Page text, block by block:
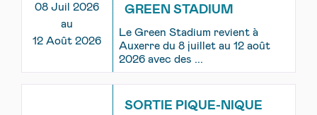
08 Juil 2026
au
12 Août 2026
GREEN STADIUM
Le Green Stadium revient à
Auxerre du 8 juillet au 12 août
2026 avec des ...
SORTIE PIQUE-NIQUE